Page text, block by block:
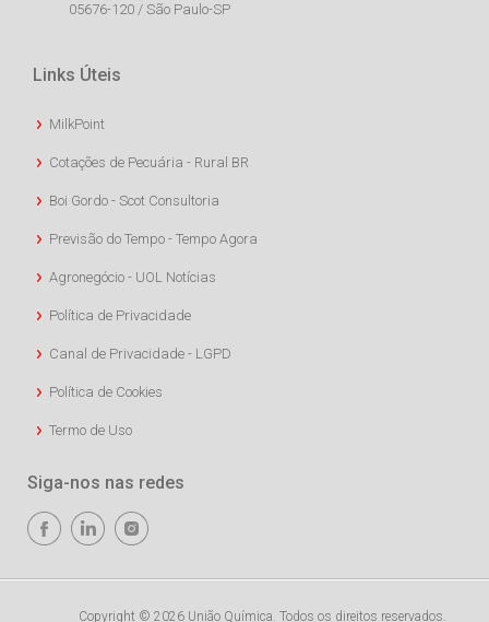
05676-120 / São Paulo-SP
Links Úteis
MilkPoint
Cotações de Pecuária - Rural BR
Boi Gordo - Scot Consultoria
Previsão do Tempo - Tempo Agora
Agronegócio - UOL Notícias
Política de Privacidade
Canal de Privacidade - LGPD
Política de Cookies
Termo de Uso
Siga-nos nas redes
Copyright © 2026 União Química. Todos os direitos reservados.